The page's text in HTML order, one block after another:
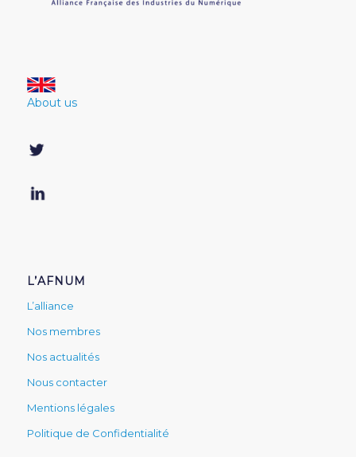
About us
L’AFNUM
L’alliance
Nos membres
Nos actualités
Nous contacter
Mentions légales
Politique de Confidentialité